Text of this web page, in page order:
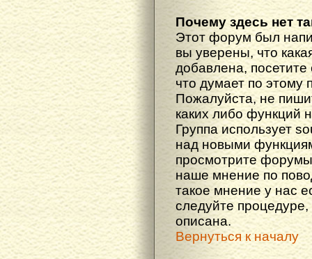
Почему здесь нет
Этот форум был
вы уверены, что
добавлена,
что думает по этому
Пожалуйста, не
каких либо функций
Группа использует
над новыми
просмотрите
наше мнение по
такое мнение у нас
следуйте процедуре,
описана.
Вернуться к началу